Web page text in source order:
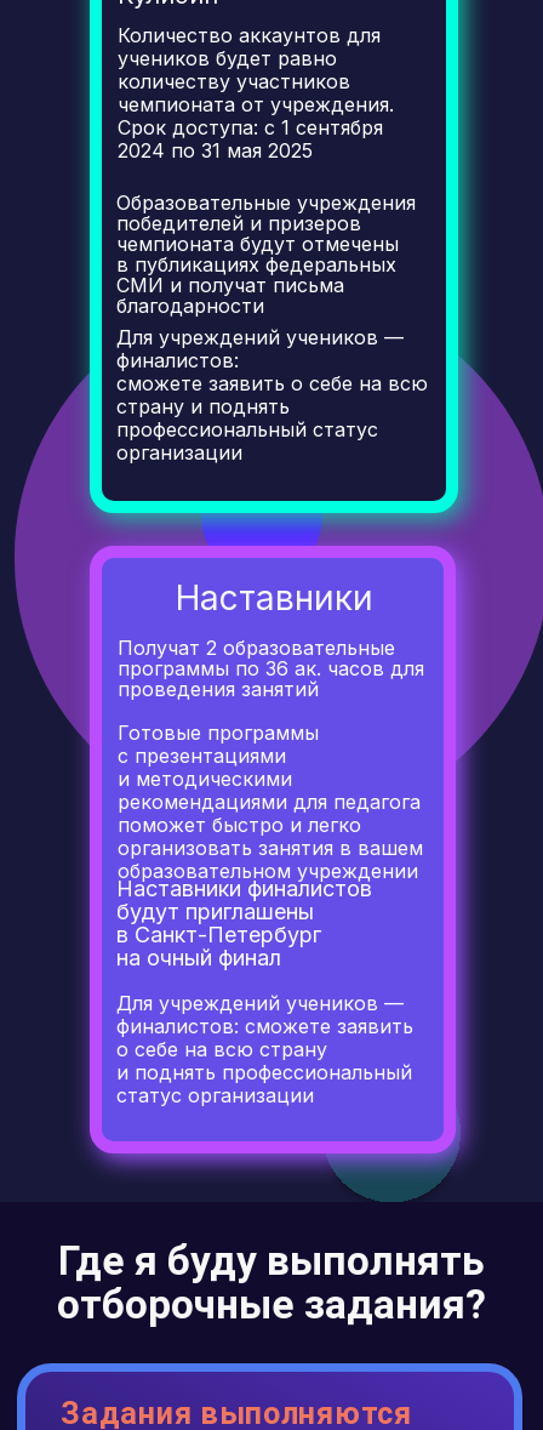
Получат 2 образовательные
программы по 36 ак. часов для
проведения занятий
Готовые программы
с презентациями
и методическими
рекомендациями для педагога
поможет быстро и легко
организовать занятия в вашем
образовательном учреждении
Наставники финалистов
будут приглашены
в Санкт-Петербург
на очный финал
Образовательные учреждения
победителей и призеров
чемпионата будут отмечены
в публикациях федеральных
СМИ и получат письма
благодарности
Количество аккаунтов для
учеников будет равно
количеству участников
чемпионата от учреждения.
Срок доступа: с 1 сентября
2024 по 31 мая 2025
Для учреждений учеников —
финалистов: сможете заявить
о себе на всю страну
и поднять профессиональный
статус организации
Для учреждений учеников —
финалистов:
сможете заявить о себе на всю
страну и поднять
профессиональный статус
организации
Наставники